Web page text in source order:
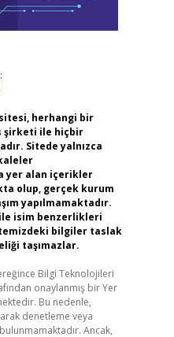
herhangi bir
şirketi ile hiçbir
Sitede yalnızca
yer alan içerikler
olup, gerçek kurum
yapılmamaktadır.
isim benzerlikleri
bilgiler taslak
taşımazlar.
Bilgi Teknolojileri
onaylanmış bir Yer
Bu nedenle,
denetleme veya
Ancak,